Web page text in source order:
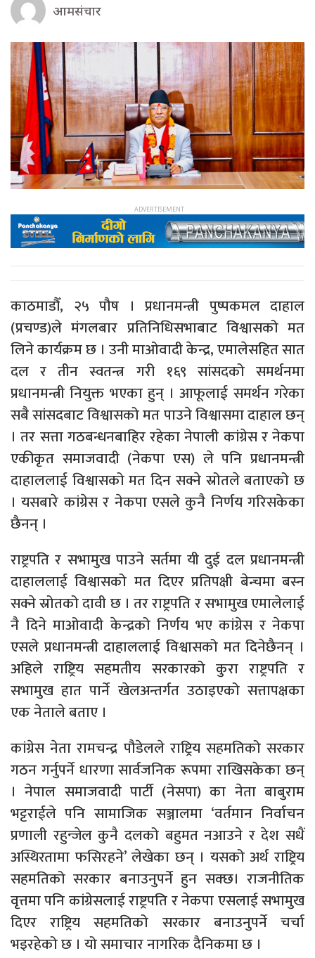
आमसंचार
काठमाडौँ, २५ पौष । प्रधानमन्त्री पुष्पकमल दाहाल
(प्रचण्ड)ले मंगलबार प्रतिनिधिसभाबाट विश्वासको मत
लिने कार्यक्रम छ । उनी माओवादी केन्द्र, एमालेसहित सात
दल र तीन स्वतन्त्र गरी १६९ सांसदको समर्थनमा
प्रधानमन्त्री नियुक्त भएका हुन् । आफूलाई समर्थन गरेका
सबै सांसदबाट विश्वासको मत पाउने विश्वासमा दाहाल छन्
। तर सत्ता गठबन्धनबाहिर रहेका नेपाली कांग्रेस र नेकपा
एकीकृत समाजवादी (नेकपा एस) ले पनि प्रधानमन्त्री
दाहाललाई विश्वासको मत दिन सक्ने स्रोतले बताएको छ
। यसबारे कांग्रेस र नेकपा एसले कुनै निर्णय गरिसकेका
छैनन् ।
राष्ट्रपति र सभामुख पाउने सर्तमा यी दुई दल प्रधानमन्त्री
दाहाललाई विश्वासको मत दिएर प्रतिपक्षी बेन्चमा बस्न
सक्ने स्रोतको दावी छ । तर राष्ट्रपति र सभामुख एमालेलाई
नै दिने माओवादी केन्द्रको निर्णय भए कांग्रेस र नेकपा
एसले प्रधानमन्त्री दाहाललाई विश्वासको मत दिनेछैनन् ।
अहिले राष्ट्रिय सहमतीय सरकारको कुरा राष्ट्रपति र
सभामुख हात पार्ने खेलअन्तर्गत उठाइएको सत्तापक्षका
एक नेताले बताए ।
कांग्रेस नेता रामचन्द्र पौडेलले राष्ट्रिय सहमतिको सरकार
गठन गर्नुपर्ने धारणा सार्वजनिक रूपमा राखिसकेका छन्
। नेपाल समाजवादी पार्टी (नेसपा) का नेता बाबुराम
भट्टराईले पनि सामाजिक सञ्जालमा ‘वर्तमान निर्वाचन
प्रणाली रहुन्जेल कुनै दलको बहुमत नआउने र देश सधैं
अस्थिरतामा फसिरहने’ लेखेका छन् । यसको अर्थ राष्ट्रिय
सहमतिको सरकार बनाउनुपर्ने हुन सक्छ। राजनीतिक
वृत्तमा पनि कांग्रेसलाई राष्ट्रपति र नेकपा एसलाई सभामुख
दिएर राष्ट्रिय सहमतिको सरकार बनाउनुपर्ने चर्चा
भइरहेको छ । यो समाचार नागरिक दैनिकमा छ ।